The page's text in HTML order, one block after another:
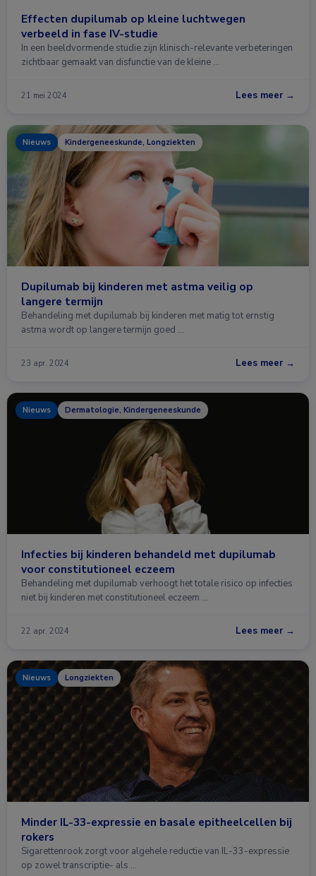
Effecten dupilumab op kleine luchtwegen
verbeeld in fase IV-studie
In een beeldvormende studie zijn klinisch-relevante verbeteringen
zichtbaar gemaakt van disfunctie van de kleine …
21 mei 2024 Lees meer →
Nieuws Kindergeneeskunde, Longziekten
Dupilumab bij kinderen met astma veilig op
langere termijn
Behandeling met dupilumab bij kinderen met matig tot ernstig
astma wordt op langere termijn goed …
23 apr. 2024 Lees meer →
Nieuws Dermatologie, Kindergeneeskunde
Infecties bij kinderen behandeld met dupilumab
voor constitutioneel eczeem
Behandeling met dupilumab verhoogt het totale risico op infecties
niet bij kinderen met constitutioneel eczeem …
22 apr. 2024 Lees meer →
Nieuws Longziekten
Minder IL-33-expressie en basale epitheelcellen bij
rokers
Sigarettenrook zorgt voor algehele reductie van IL-33-expressie
op zowel transcriptie- als …